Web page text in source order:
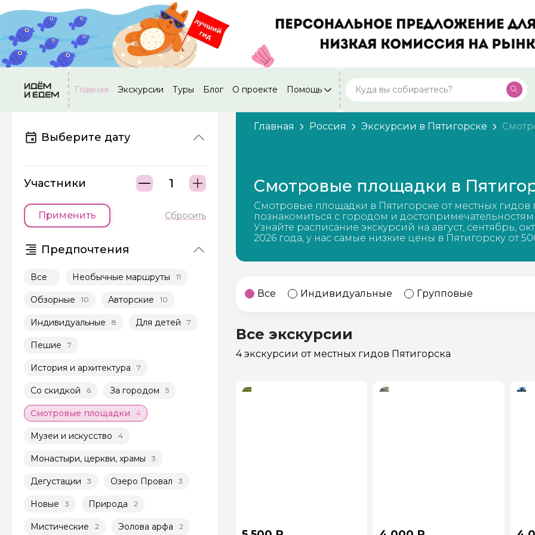
Главная Экскурсии Туры Блог О проекте Помощь
Москва
Россия
Россия
Калининград
Россия
28 экскурсий
Кисловодск
Россия
20 экскурсий
Дербент
Посмотреть все города
Выберите дату
Участники
Применить Сбросить
Предпочтения
Все Необычные маршруты 11
Обзорные 10 Авторские 10
Индивидуальные 8 Для детей 7
Пешие 7
История и архитектура 7
Со скидкой 6 За городом 5
Смотровые площадки 4
Музеи и искусство 4
Монастыри, церкви, храмы 3
Дегустации 3 Озеро Провал 3
Новые 3 Природа 2
Мистические 2 Эолова арфа 2
Главная Россия Экскурсии в Пятигорске
Cмотровые площадки в
Cмотровые площадки в Пятигорске от местных гидов
познакомиться с городом и
Узнайте расписание экскурсий на август, сентябрь,
2026 года, у нас самые низкие цены в Пятигорску от
Все Индивидуальные Групповые
Все экскурсии
4 экскурсии от местных гидов Пятигорска